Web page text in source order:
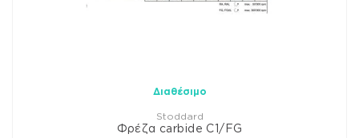
Διαθέσιμο
Stoddard
Φρέζα carbide C1/FG